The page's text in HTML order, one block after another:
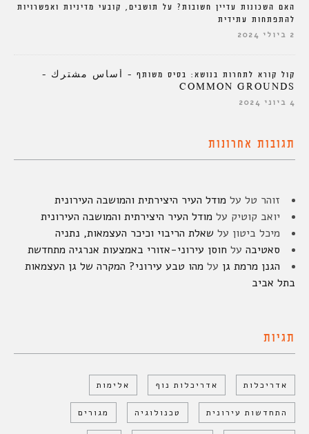
האם השכונות עדיין חשובות? על תושבים, קובעי מדיניות ואפשרויות
להתפתחות עתידית
2 ביולי 2024
קול קורא לתחרות בנושא: בסיס משותף – أساس مشترك –
COMMON GROUNDS
4 ביוני 2024
תגובות אחרונות
זוהר טל על מודל העיר היצירתית והמושבה העירונית
יואב קוטיק על מודל העיר היצירתית והמושבה העירונית
מיכל ביטון על שאלת הריבוי וכיכר העצמאות, נתניה
סאטיבה על חוסן עירוני-אזורי באמצעות אנרגיה מתחדשת
הגנן מרמת גן על מהו טבע עירוני? המקרה של גן העצמאות
בתל אביב
תגיות
אדריכלות אדריכלות נוף אלימות
התחדשות עירונית טכנולוגיה מגורים